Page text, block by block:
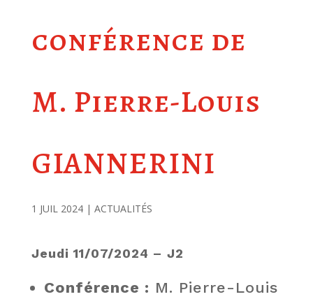
conférence de
M. Pierre-Louis
GIANNERINI
1 JUIL 2024 ACTUALITÉS
Jeudi 11/07/2024 – J2
Conférence : M. Pierre-Louis